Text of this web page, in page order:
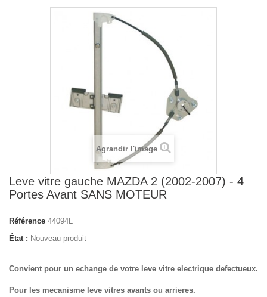
Agrandir l'image
Leve vitre gauche MAZDA 2 (2002-2007) - 4
Portes Avant SANS MOTEUR
Référence 44094L
État : Nouveau produit
Convient pour un echange de votre leve vitre electrique defectueux.
Pour les mecanisme leve vitres avants ou arrieres.